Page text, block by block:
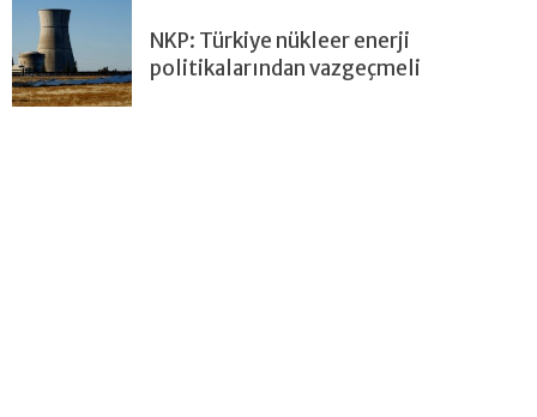
NKP: Türkiye nükleer enerji
politikalarından vazgeçmeli